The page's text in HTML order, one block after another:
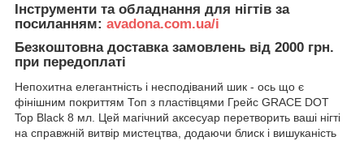
Інструменти та обладнання для нігтів за
посиланням: avadona.com.ua/i
Безкоштовна доставка замовлень від 2000 грн.
при передоплаті
Непохитна елегантність і несподіваний шик - ось що є
фінішним покриттям Топ з пластівцями Грейс GRACE DOT
Top Black 8 мл. Цей магічний аксесуар перетворить ваші нігті
на справжній витвір мистецтва, додаючи блиск і вишуканість